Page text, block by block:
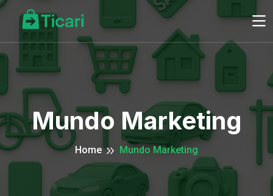
Mundo Marketing
Home Mundo Marketing